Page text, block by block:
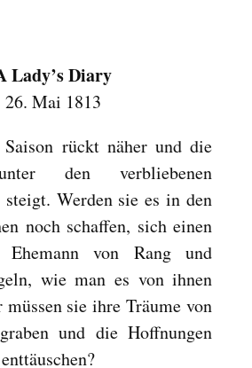
Lady’s Diary
26. Mai 1813
rückt näher und die
den verbliebenen
steigt. Werden sie es in den
noch schaffen, sich einen
Ehemann von Rang und
wie man es von ihnen
müssen sie ihre Träume von
und die Hoffnungen